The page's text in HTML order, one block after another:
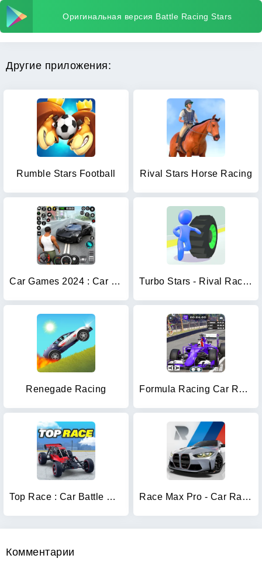
Оригинальная версия Battle Racing Stars
Другие приложения:
Rumble Stars Football Rival Stars Horse Racing
Car Games 2024 : Car Racing Turbo Stars - Rival Racing
Renegade Racing Formula Racing Car Racing Game
Top Race : Car Battle Racing Race Max Pro - Car Racing
Комментарии